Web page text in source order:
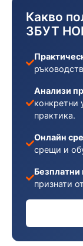
Какво
ЗБУТ
Анализи
конкретни
практика.
Онлайн
срещи и
Безплатни
признати